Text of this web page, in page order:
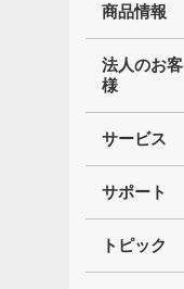
商品情報
法人のお客
様
サービス
サポート
トピック